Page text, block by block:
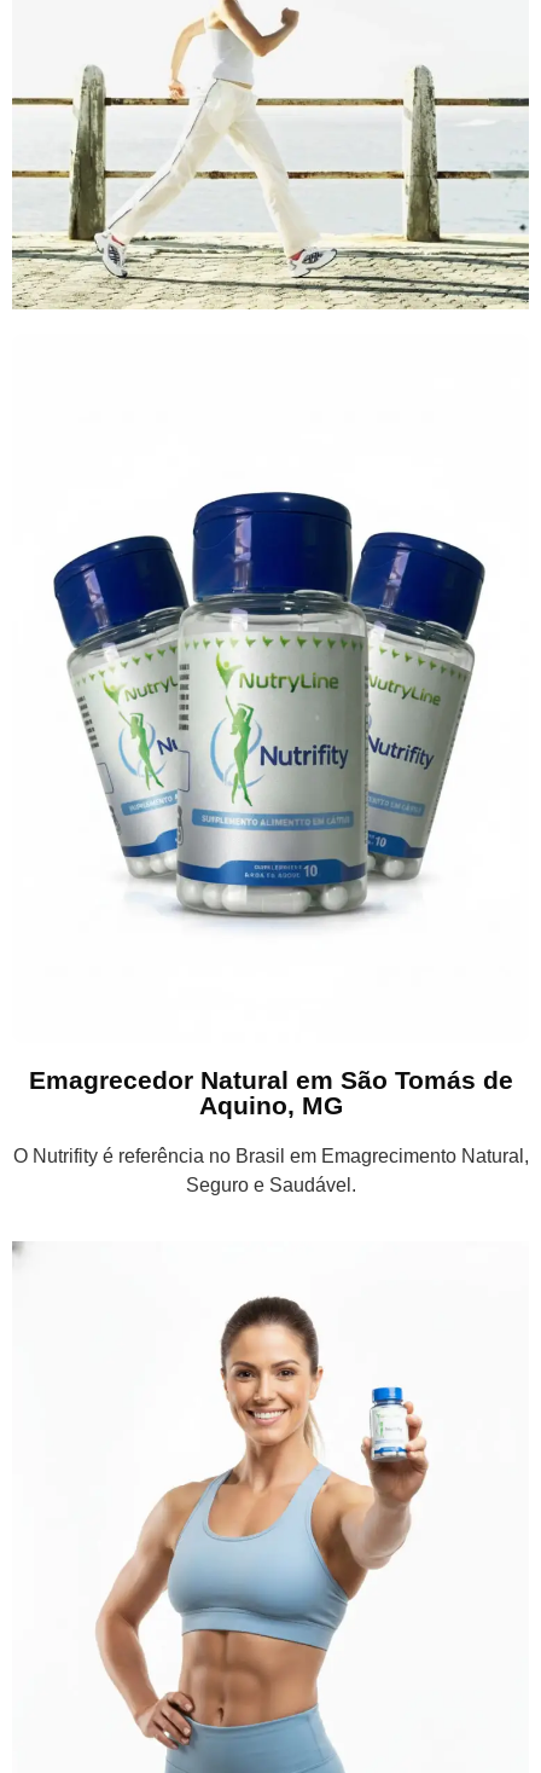
Emagrecedor Natural em São Tomás de
Aquino, MG
O Nutrifity é referência no Brasil em Emagrecimento Natural,
Seguro e Saudável.